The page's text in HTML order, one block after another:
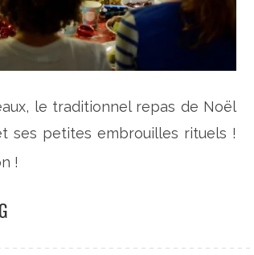
le traditionnel repas de Noël
ses petites embrouilles rituels !
!